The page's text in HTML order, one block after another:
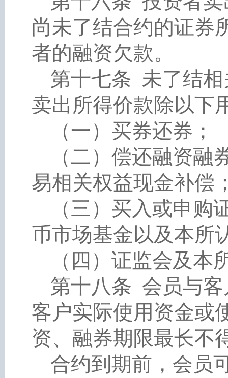
尚未了结合约的证券
者的融资欠款。
第十七条 未了结
卖出所得价款除以下
（一）买券还券；
（二）偿还融资
易相关权益现金补偿
（三）买入或申
币市场基金以及本所
（四）证监会及本
第十八条 会员与
客户实际使用资金或
资、融券期限最长不
合约到期前，会员